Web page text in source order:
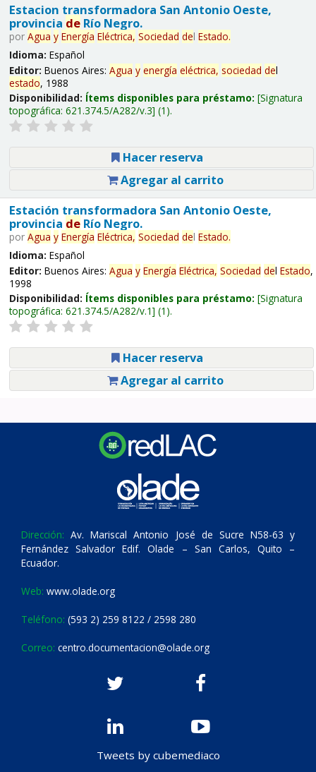
Estacion transformadora San Antonio Oeste,
provincia deRío Negro.
por Agua y Energía Eléctrica, Sociedad del Estado.
Idioma: Español
Editor: Buenos Aires: Agua y energía eléctrica, sociedad del
estado, 1988
Disponibilidad: Ítems disponibles para préstamo: Signatura
topográfica: 621.374.5/A282/v.3 (1).
Hacer reserva
Agregar al carrito
Estación transformadora San Antonio Oeste,
provincia deRío Negro.
por Agua y Energía Eléctrica, Sociedad del Estado.
Idioma: Español
Editor: Buenos Aires: Agua y Energía Eléctrica, Sociedad del Estado,
1998
Disponibilidad: Ítems disponibles para préstamo: Signatura
topográfica: 621.374.5/A282/v.1 (1).
Hacer reserva
Agregar al carrito
Dirección: Av. Mariscal Antonio José de Sucre N58-63 y
Fernández Salvador Edif. Olade – San Carlos, Quito –
Ecuador.
Web: www.olade.org
Teléfono: (593 2) 259 8122 / 2598 280
Correo: centro.documentacion@olade.org
Tweets by cubemediaco